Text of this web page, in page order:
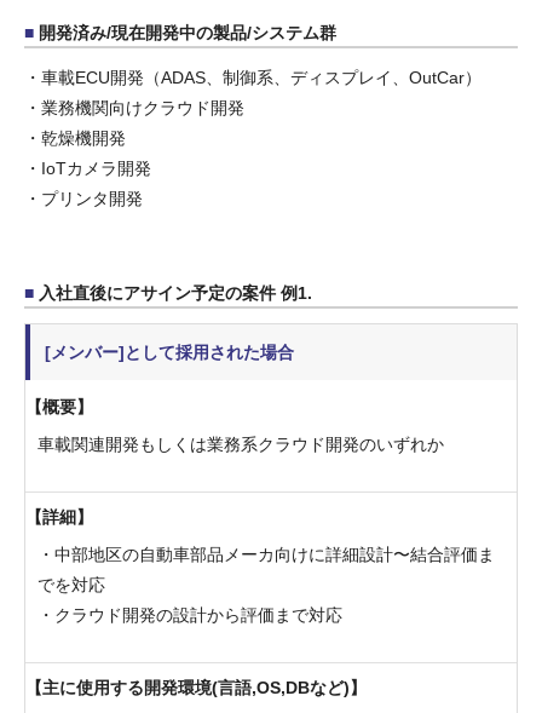
開発済み/現在開発中の製品/システム群
・車載ECU開発（ADAS、制御系、ディスプレイ、OutCar）
・業務機関向けクラウド開発
・乾燥機開発
・IoTカメラ開発
・プリンタ開発
入社直後にアサイン予定の案件 例1.
[メンバー]として採用された場合
概要
車載関連開発もしくは業務系クラウド開発のいずれか
詳細
・中部地区の自動車部品メーカ向けに詳細設計〜結合評価ま
でを対応
・クラウド開発の設計から評価まで対応
主に使用する開発環境(言語,OS,DBなど)